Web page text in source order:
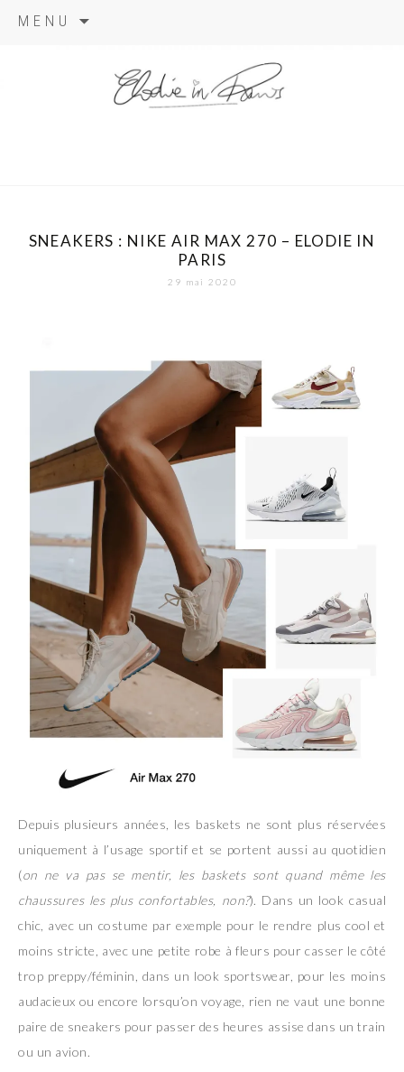
MENU
SNEAKERS : NIKE AIR MAX 270 – ELODIE IN
PARIS
29 mai 2020
Depuis plusieurs années, les baskets ne sont plus réservées
uniquement à l’usage sportif et se portent aussi au quotidien
(on ne va pas se mentir, les baskets sont quand même les
chaussures les plus confortables, non?). Dans un look casual
chic, avec un costume par exemple pour le rendre plus cool et
moins stricte, avec une petite robe à fleurs pour casser le côté
trop preppy/féminin, dans un look sportswear, pour les moins
audacieux ou encore lorsqu’on voyage, rien ne vaut une bonne
paire de sneakers pour passer des heures assise dans un train
ou un avion.